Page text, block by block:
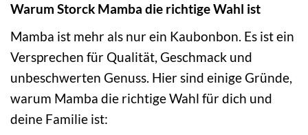
Warum Storck Mamba die richtige Wahl ist
Mamba ist mehr als nur ein Kaubonbon. Es ist ein
Versprechen für Qualität, Geschmack und
unbeschwerten Genuss. Hier sind einige Gründe,
warum Mamba die richtige Wahl für dich und
deine Familie ist: